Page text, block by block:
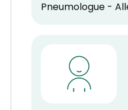
Pneumologue -